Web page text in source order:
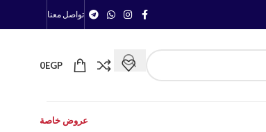
تواصل معنا
0EGP
عروض خاصة